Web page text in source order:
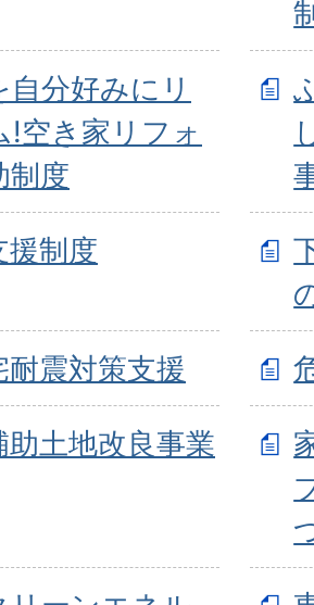
自分好みにリ
!空き家リフォ
制度
援制度
耐震対策支援
助土地改良事業